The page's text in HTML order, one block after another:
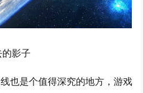
影子
也是个值得深究的地方，游戏